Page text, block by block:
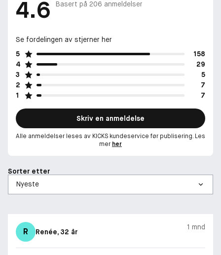
4.6 Basert på 206 anmeldelser
Se fordelingen av stjerner her
5
158
4
29
3
5
2
7
1
7
Skriv en anmeldelse
Alle anmeldelser leses av KICKS kundeservice før publisering. Les
mer her
Sorter etter
R Renée, 32 år
1 mnd